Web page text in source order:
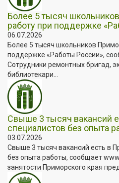
Более 5 тысяч
работу при поддержке
06.07.2026
Более 5 тысяч школьников
поддержке «Работы России»,
Сотрудники ремонтных бригад,
библиотекари...
Свыше 3 тысяч вакансий
специалистов без опыта
03.07.2026
Свыше 3 тысяч вакансий есть в
без опыта работы, сообщает
занятости Приморского края